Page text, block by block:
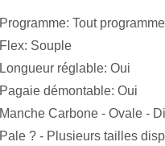
Programme: Tout programme
Flex: Souple
Longueur réglable: Oui
Pagaie démontable: Oui
Manche Carbone - Ovale -
Pale ? - Plusieurs tailles